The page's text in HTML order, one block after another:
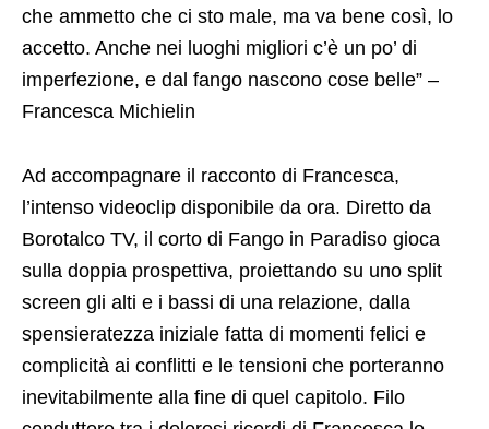
che ammetto che ci sto male, ma va bene così, lo
accetto. Anche nei luoghi migliori c’è un po’ di
imperfezione, e dal fango nascono cose belle” –
Francesca Michielin
Ad accompagnare il racconto di Francesca,
l’intenso videoclip disponibile da ora. Diretto da
Borotalco TV, il corto di Fango in Paradiso gioca
sulla doppia prospettiva, proiettando su uno split
screen gli alti e i bassi di una relazione, dalla
spensieratezza iniziale fatta di momenti felici e
complicità ai conflitti e le tensioni che porteranno
inevitabilmente alla fine di quel capitolo. Filo